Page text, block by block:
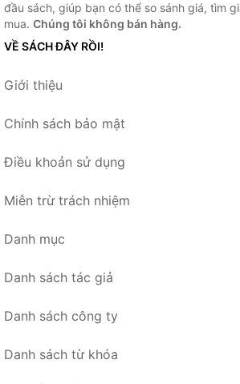
đầu sách, giúp bạn có thể so sánh giá, tìm
mua. Chúng tôi không bán hàng.
VỀ SÁCH ĐÂY RỒI!
Giới thiệu
Chính sách bảo mật
Điều khoản sử dụng
Miễn trừ trách nhiệm
Danh mục
Danh sách tác giả
Danh sách công ty
Danh sách từ khóa